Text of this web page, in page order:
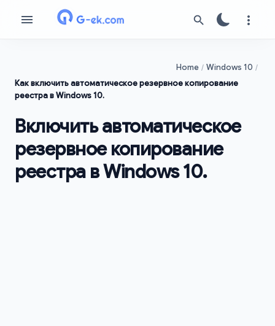
Home
Windows 10
Как включить автоматическое резервное копирование
реестра в Windows 10.
Включить автоматическое
резервное копирование
реестра в Windows 10.